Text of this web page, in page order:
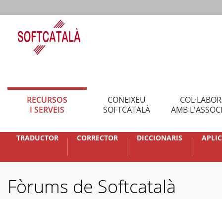
RECURSOS
I SERVEIS
CONEIXEU
SOFTCATALÀ
AMB
TRADUCTOR CORRECTOR DICCIONARIS
Fòrums de Softcatalà